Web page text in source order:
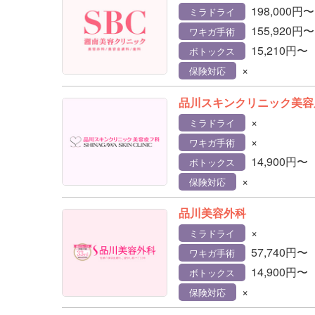
ミラドライ 198,000円〜
ワキガ手術 155,920円〜
ボトックス 15,210円〜
保険対応
×
品川スキンクリニック美
ミラドライ ×
ワキガ手術 ×
ボトックス 14,900円〜
保険対応
×
品川美容外科
ミラドライ ×
ワキガ手術 57,740円〜
ボトックス 14,900円〜
保険対応 ×